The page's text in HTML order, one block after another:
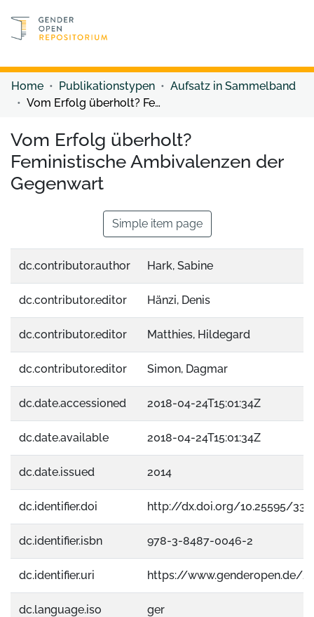
Discover content
Home Publikationstypen
Aufsatz in Sammelband
Vom Erfolg überholt? Feministische Ambivalenzen der Gegenwart
Vom Erfolg überholt?
Feministische Ambivalenzen der
Gegenwart
Simple item page
dc.contributor.author Hark, Sabine
dc.contributor.editor Hänzi, Denis
dc.contributor.editor Matthies, Hildegard
dc.contributor.editor Simon, Dagmar
dc.date.accessioned 2018-04-24T15:01:34Z
dc.date.available 2018-04-24T15:01:34Z
dc.date.issued 2014
dc.identifier.doi http://dx.doi.org/10.25595/332
dc.identifier.isbn 978-3-8487-0046-2
dc.identifier.uri https://www.genderopen.de/
dc.language.iso ger